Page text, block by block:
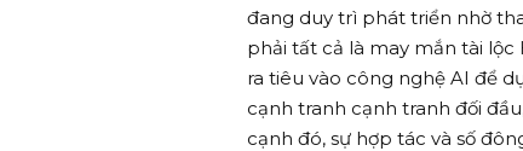
đang duy trì phát triển nhờ
phải tất cả là may mắn tài lộc
ra tiêu vào công nghệ AI để
cạnh tranh cạnh tranh đối
cạnh đó, sự hợp tác và số